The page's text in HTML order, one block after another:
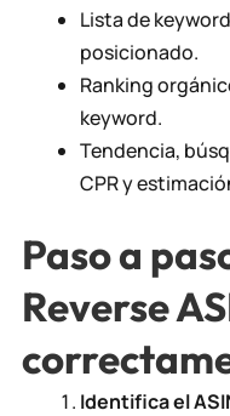
Lista de
posicionado.
Ranking
keyword.
Tendencia,
CPR y
Paso a
Reverse
Identifica el